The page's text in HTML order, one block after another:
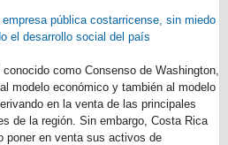
pública costarricense, sin miedo
el desarrollo social del país
como Consenso de Washington,
modelo económico y también al modelo
en la venta de las principales
de la región. Sin embargo, Costa Rica
poner en venta sus activos de